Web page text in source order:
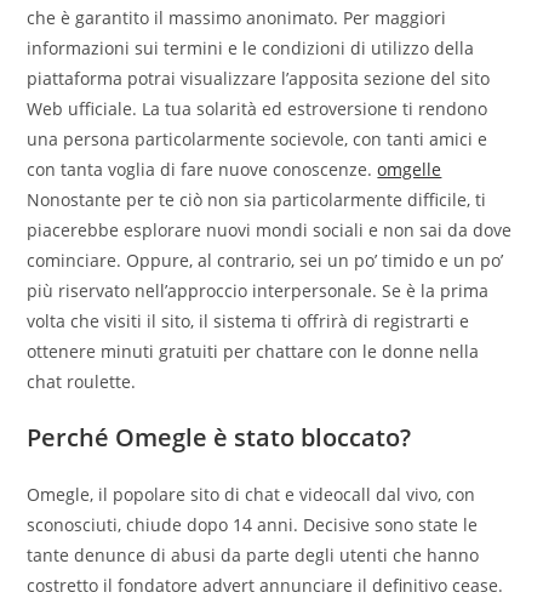
che è garantito il massimo anonimato. Per maggiori
informazioni sui termini e le condizioni di utilizzo della
piattaforma potrai visualizzare l’apposita sezione del sito
Web ufficiale. La tua solarità ed estroversione ti rendono
una persona particolarmente socievole, con tanti amici e
con tanta voglia di fare nuove conoscenze.omgelle
Nonostante per te ciò non sia particolarmente difficile, ti
piacerebbe esplorare nuovi mondi sociali e non sai da dove
cominciare. Oppure, al contrario, sei un po’ timido e un po’
più riservato nell’approccio interpersonale. Se è la prima
volta che visiti il ​​sito, il sistema ti offrirà di registrarti e
ottenere minuti gratuiti per chattare con le donne nella
chat roulette.
Perché Omegle è stato bloccato?
Omegle, il popolare sito di chat e videocall dal vivo, con
sconosciuti, chiude dopo 14 anni. Decisive sono state le
tante denunce di abusi da parte degli utenti che hanno
costretto il fondatore advert annunciare il definitivo cease.